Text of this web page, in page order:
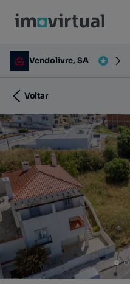
Vendolivre, SA
Voltar